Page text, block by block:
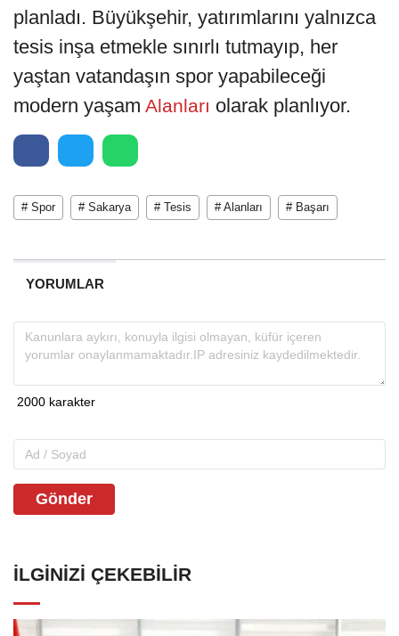
planladı. Büyükşehir, yatırımlarını yalnızca
tesis inşa etmekle sınırlı tutmayıp, her
yaştan vatandaşın spor yapabileceği
modern yaşam Alanları olarak planlıyor.
# Spor # Sakarya # Tesis # Alanları # Başarı
YORUMLAR
Gönder
İLGINIZI ÇEKEBILIR